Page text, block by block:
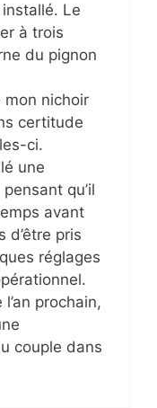
Le
à trois
du pignon
mon nichoir
certitude
ci.
une
qu’il
avant
d’être pris
réglages
prochain,
couple dans